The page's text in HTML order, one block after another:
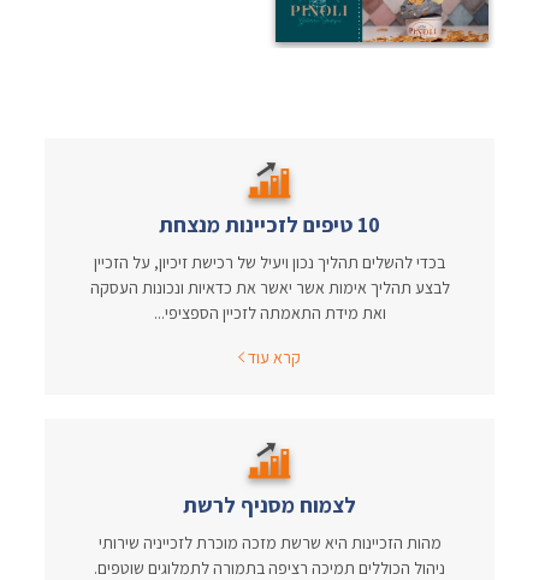
10 טיפים לזכיינות מנצחת
בכדי להשלים תהליך נכון ויעיל של רכישת זיכיון, על הזכיין
לבצע תהליך אימות אשר יאשר את כדאיות ונכונות העסקה
ואת מידת התאמתה לזכיין הספציפי...
קרא עוד
לצמוח מסניף לרשת
מהות הזכיינות היא שרשת מזכה מוכרת לזכייניה שירותי
ניהול הכוללים תמיכה רציפה בתמורה לתמלוגים שוטפים.